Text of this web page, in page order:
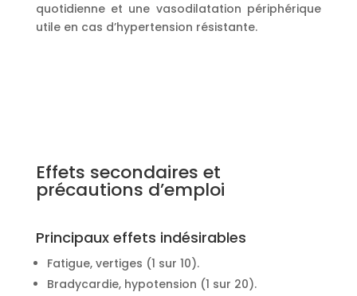
quotidienne et une vasodilatation périphérique
utile en cas d’hypertension résistante.
Effets secondaires et
précautions d’emploi
Principaux effets indésirables
Fatigue, vertiges (1 sur 10).
Bradycardie, hypotension (1 sur 20).